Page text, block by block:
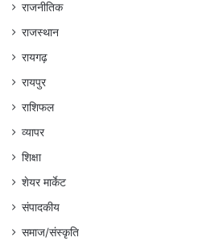
राजनीतिक
राजस्थान
रायगढ़
रायपुर
राशिफल
व्यापर
शिक्षा
शेयर मार्केट
संपादकीय
समाज/संस्कृति